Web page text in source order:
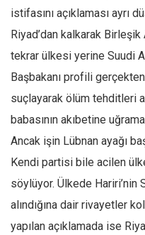
istifasını açıklaması ayrı
Riyad’dan kalkarak
tekrar ülkesi yerine Suudi
Başbakanı profili gerçekten
suçlayarak ölüm tehditleri
babasının akıbetine
Ancak işin Lübnan ayağı
Kendi partisi bile acilen
söylüyor. Ülkede Hariri’nin
alındığına dair rivayetler
yapılan açıklamada ise